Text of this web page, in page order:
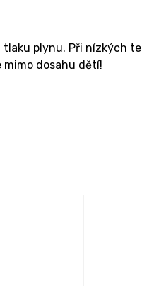
plynu. Při nízkých
mimo dosahu dětí!